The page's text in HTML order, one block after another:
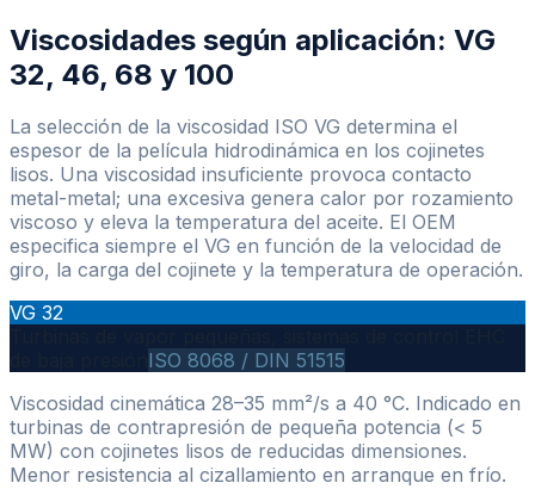
Viscosidades según aplicación: VG
32, 46, 68 y 100
La selección de la viscosidad ISO VG determina el
espesor de la película hidrodinámica en los cojinetes
lisos. Una viscosidad insuficiente provoca contacto
metal-metal; una excesiva genera calor por rozamiento
viscoso y eleva la temperatura del aceite. El OEM
especifica siempre el VG en función de la velocidad de
giro, la carga del cojinete y la temperatura de operación.
VG 32
ISO 8068 / DIN 51515
Viscosidad cinemática 28–35 mm²/s a 40 °C. Indicado en
turbinas de contrapresión de pequeña potencia (< 5
MW) con cojinetes lisos de reducidas dimensiones.
Menor resistencia al cizallamiento en arranque en frío.